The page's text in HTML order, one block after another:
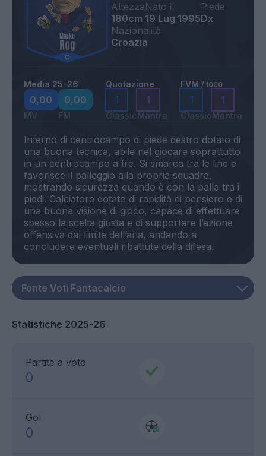
Altezza
180cm
Nato il
19 Lug 1995
Piede
Dx
Nazionalità
Croazia
Media 25-26
0,00
MV
0,00
FM
Quotazione
1
Classic
1
Mantra
FVM / 1000
1
Classic
1
Mantra
Interno di centrocampo di piede destro dotato di
una buona tecnica, abile nel giocare soprattutto
in un centrocampo a tre. Si smarca tra le line e
favorisce il palleggio alla propria squadra,
mostrando sicurezza quando è con la palla tra i
piedi. Calciatore dotato di rapidità di pensiero e di
una buona visione di gioco, capace di effettuare
spesso la scelta giusta e di supportare l’azione
offensiva dal limite dell’aria, andando a
Statistiche 2025-26
Partite a voto
0
Gol
0